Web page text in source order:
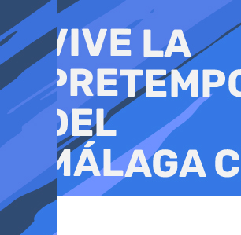
al
contenido